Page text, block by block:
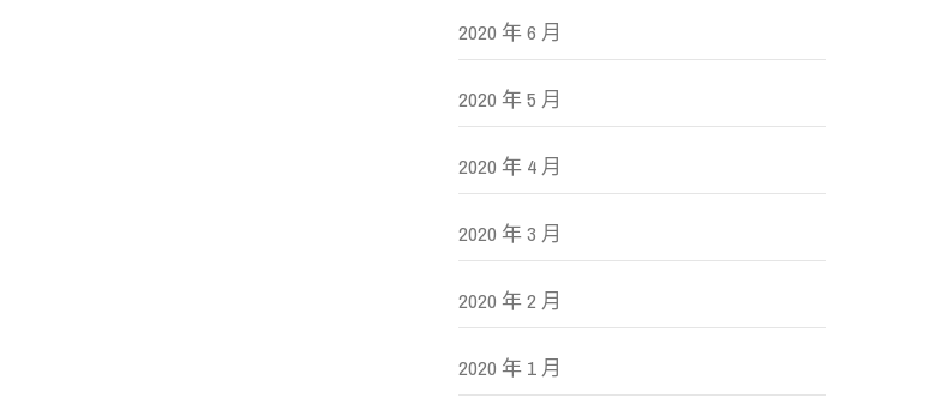
2020 年 6 月
2020 年 5 月
2020 年 4 月
2020 年 3 月
2020 年 2 月
2020 年 1 月